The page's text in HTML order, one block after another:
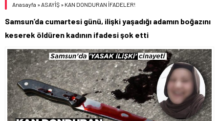
Anasayfa » ASAYİŞ » KAN DONDURAN İFADELER!
Samsun’da cumartesi günü, ilişki yaşadığı adamın boğazını
keserek öldüren kadının ifadesi şok etti